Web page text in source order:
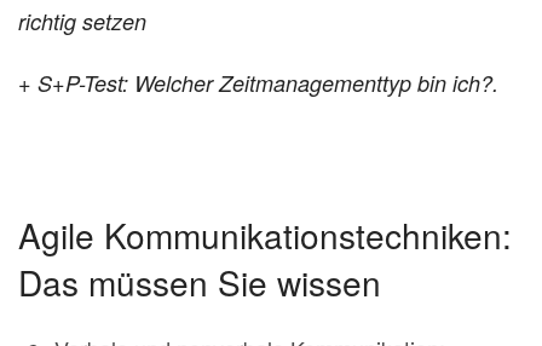
richtig setzen
+ S+P-Test: Welcher Zeitmanagementtyp bin ich?.
Agile Kommunikationstechniken:
Das müssen Sie wissen